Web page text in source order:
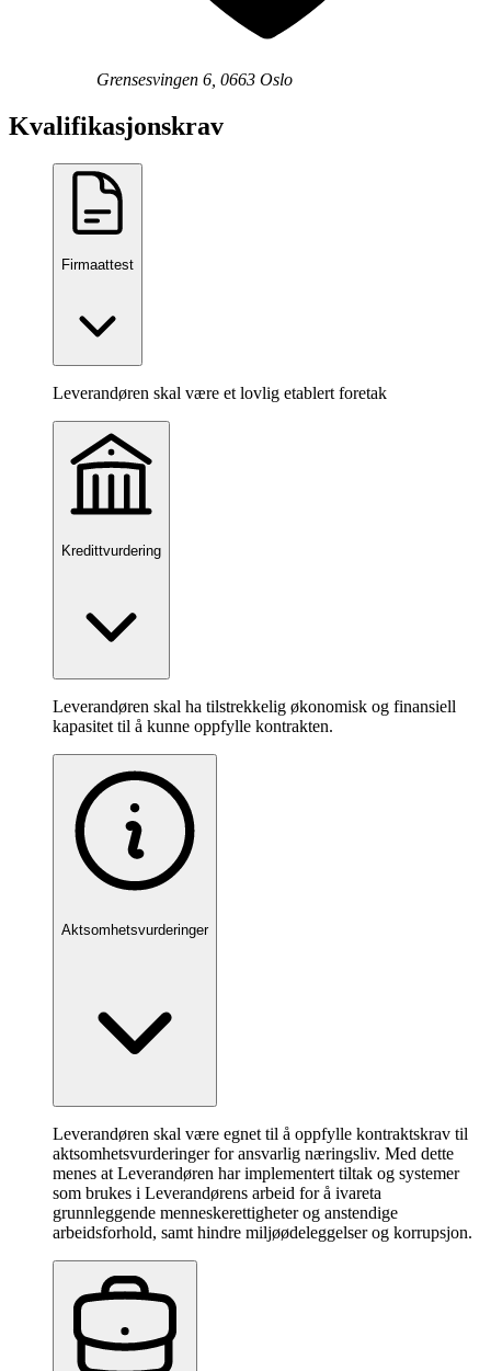
Grensesvingen 6, 0663 Oslo
Kvalifikasjonskrav
Firmaattest
Leverandøren skal være et lovlig etablert foretak
Kredittvurdering
Leverandøren skal ha tilstrekkelig økonomisk og finansiell
kapasitet til å kunne oppfylle kontrakten.
Aktsomhetsvurderinger
Leverandøren skal være egnet til å oppfylle kontraktskrav til
aktsomhetsvurderinger for ansvarlig næringsliv. Med dette
menes at Leverandøren har implementert tiltak og systemer
som brukes i Leverandørens arbeid for å ivareta
grunnleggende menneskerettigheter og anstendige
arbeidsforhold, samt hindre miljøødeleggelser og korrupsjon.